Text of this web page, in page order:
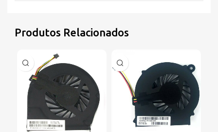
Produtos Relacionados